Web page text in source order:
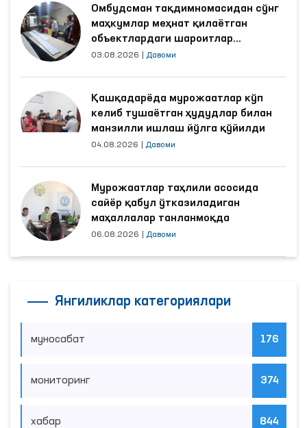
Омбудсман тақдимномасидан сўнг
маҳкумлар меҳнат қилаётган
объектлардаги шароитлар
яхшиланди
03.08.2026 Давоми
Қашқадарёда мурожаатлар кўп
келиб тушаётган ҳудудлар билан
манзилли ишлаш йўлга қўйилди
04.08.2026 Давоми
Мурожаатлар таҳлили асосида
сайёр қабул ўтказиладиган
маҳаллалар танланмоқда
06.08.2026 Давоми
Янгиликлар категориялари
муносабат 176
мониторинг 374
хабар 844